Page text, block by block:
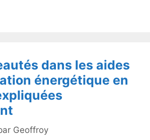
dans les aides
énergétique en
Geoffroy